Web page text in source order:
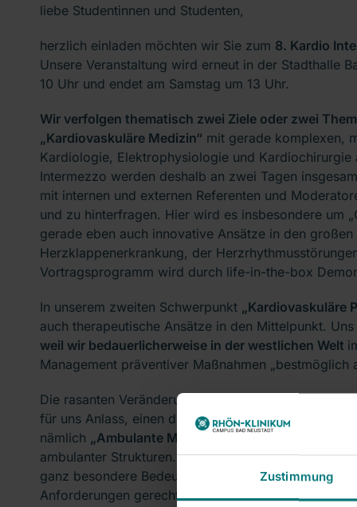
Zustimmung
liebe Studentinnen und Studenten,
herzlich einladen möchten wir Sie zum 8. Kardio
Unsere Veranstaltung wird erneut in der Stadthalle
10 Uhr und endet am Samstag um 13 Uhr.
Wir verfolgen thematisch zwei Ziele oder zwei
„Kardiovaskuläre Medizin“ mit gerade komplexen,
Kardiologie, Elektrophysiologie und Kardiochirurgie
Intermezzo werden deshalb an zwei Tagen
mit internen und externen Referenten und
und zu hinterfragen. Hier wird es insbesondere um
gerade eben auch innovative Ansätze in den
Herzklappenerkrankung, der
Vortragsprogramm wird durch life-in-the-box
In unserem zweiten Schwerpunkt „Kardiovaskuläre
auch therapeutische Ansätze in den Mittelpunkt.
weil wir bedauerlicherweise in der westlichen Welt
Management präventiver Maßnahmen „bestmöglich
Die rasanten Veränderungen der Strukturen im
für uns Anlass, einen dritten thematischen
nämlich „Ambulante Medizin/Netzwerkstrukturen“
ambulanter Strukturen. Wie Sie wissen hat das
ganz besondere Bedeutung erlangt, um den neuen
Anforderungen gerecht zu werden. Hier möchten